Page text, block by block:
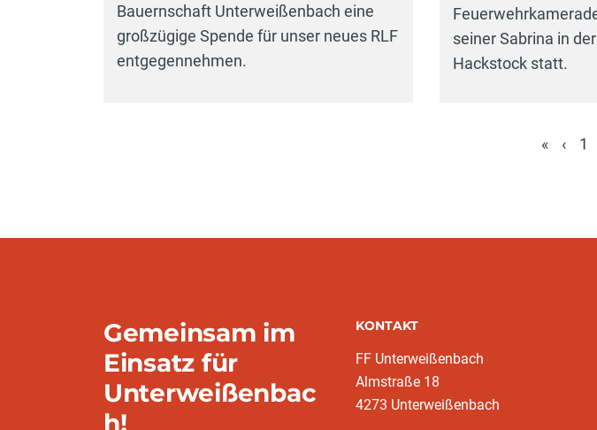
Bauernschaft Unterweißenbach eine
großzügige Spende für unser neues RLF
entgegennehmen.
seiner Sabrina in
Hackstock statt.
« ‹ 1
Gemeinsam im
Einsatz für
Unterweißenbac
h!
KONTAKT
FF Unterweißenbach
Almstraße 18
4273 Unterweißenbach